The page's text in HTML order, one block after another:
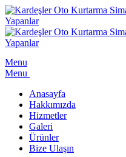
Menu
Menu
Anasayfa
Hakkımızda
Hizmetler
Galeri
Ürünler
Bize Ulaşın